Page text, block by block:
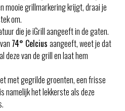
mooie grillmarkering krijgt, draai je
om.
die je iGrill aangeeft in de gaten.
74° Celcius aangeeft, weet je dat
deze van de grill en laat hem
met gegrilde groenten, een frisse
namelijk het lekkerste als deze